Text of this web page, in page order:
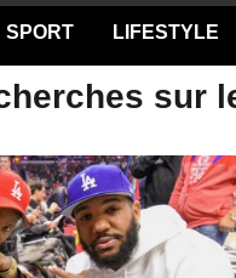
SPORT LIFESTYLE
sur